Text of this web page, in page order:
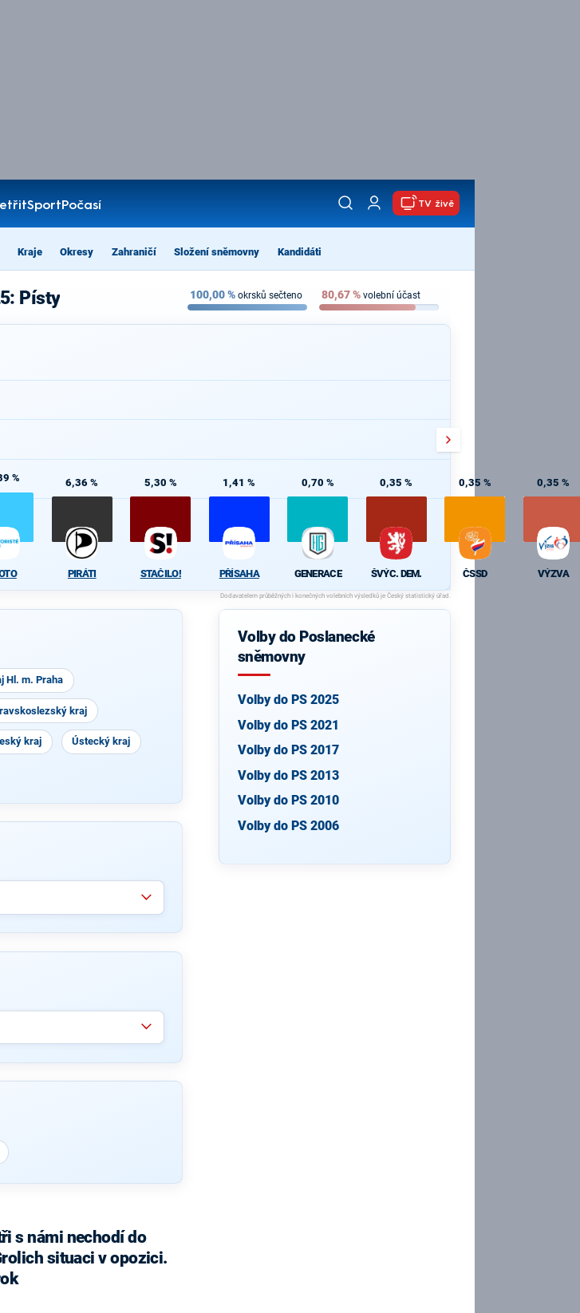
SportPočasí
TV živě
Kraje Okresy Zahraničí Složení sněmovny Kandidáti
Písty 100,00% okrsků sečteno 80,67% volební účast
% 6,36 %
PIRÁTI
5,30 %
STAČILO!
1,41 %
PŘÍSAHA
0,70 %
GENERACE
0,35 %
ŠVÝC. DEM.
0,35 %
ČSSD
0,35 %
VÝZVA
Hl. m. Praha
kraj
kraj Ústecký kraj
s námi nechodí do
situaci v opozici.
Volby do Poslanecké
sněmovny
Volby do PS 2025
Volby do PS 2021
Volby do PS 2017
Volby do PS 2013
Volby do PS 2010
Volby do PS 2006